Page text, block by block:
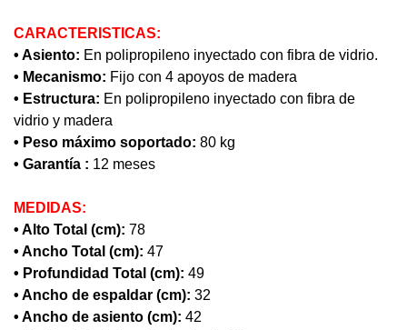
CARACTERISTICAS:
• Asiento: En polipropileno inyectado con fibra de vidrio.
• Mecanismo: Fijo con 4 apoyos de madera
• Estructura: En polipropileno inyectado con fibra de
vidrio y madera
• Peso máximo soportado: 80 kg
• Garantía : 12 meses
MEDIDAS:
• Alto Total (cm): 78
• Ancho Total (cm): 47
• Profundidad Total (cm): 49
• Ancho de espaldar (cm): 32
• Ancho de asiento (cm): 42